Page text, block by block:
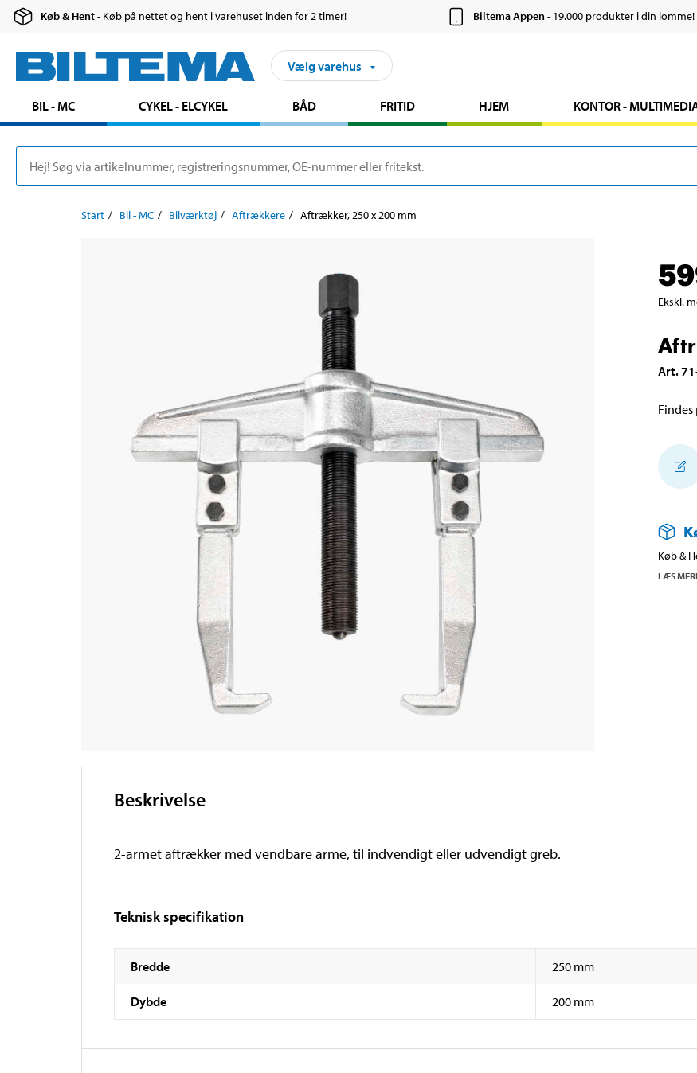
Køb & Hent- Køb på nettet og hent i varehuset inden for 2 timer! Biltema Appen- 19.000 produkter i din lomme!
Vælg varehus
BIL - MC CYKEL - ELCYKEL BÅD FRITID HJEM KONTOR -
Start Bil - MC Bilværktøj Aftrækkere Aftrækker, 250 x 200 mm
Ekskl.
Art.
Findes
Køb &
LÆS
Beskrivelse
2-armet aftrækker med vendbare arme, til indvendigt eller udvendigt greb.
Teknisk specifikation
Bredde 250 mm
Dybde 200 mm